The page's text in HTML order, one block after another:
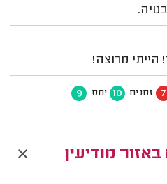
הייתי מרוצה!
7 זמנים 10 יחס 9
מודיעין